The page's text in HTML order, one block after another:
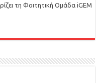
τη Φοιτητική Ομάδα iGEM